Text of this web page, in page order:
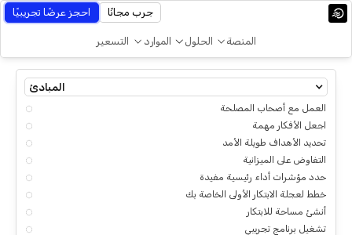
المنصة الحلول الموارد التسعير
جرب مجانًا احجز عرضًا تجريبيًا
المبادئ
العمل مع أصحاب المصلحة
اجعل الأفكار مهمة
تحديد الأهداف طويلة الأمد
التفاوض على الميزانية
حدد مؤشرات أداء رئيسية مفيدة
خطط لعجلة الابتكار الأولى الخاصة بك
أنشئ مساحة للابتكار
تشغيل برنامج تجريبي